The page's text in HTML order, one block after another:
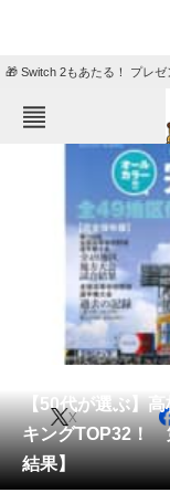
🎁 Switch 2もあたる！ プレゼ
ねとらぼメニュー
会員記事
メディア
注目記事を集めた
【50代が選ぶ】
キングTOP32！
結果】
X